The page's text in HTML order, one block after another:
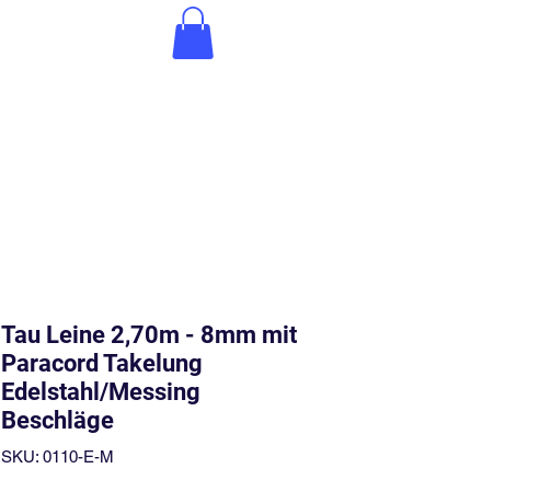
Tau Leine 2,70m - 8mm mit
Paracord Takelung
Edelstahl/Messing
Beschläge
SKU: 0110-E-M